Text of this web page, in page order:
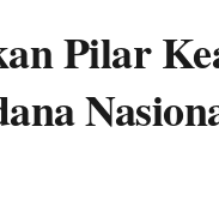
Pilar